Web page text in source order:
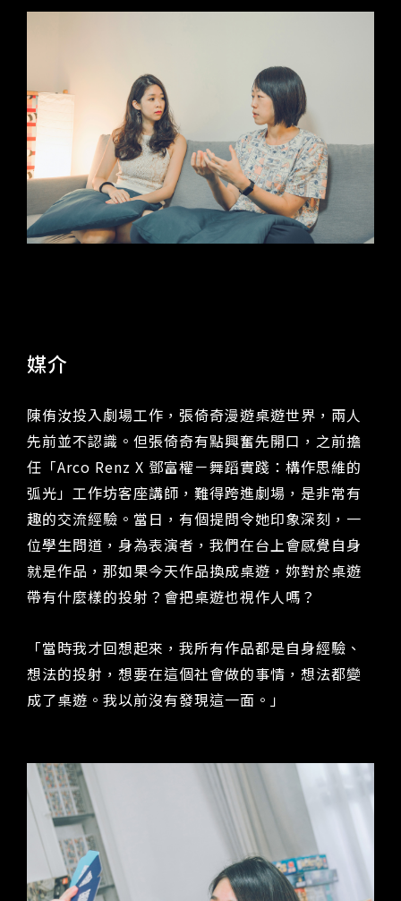
Sustainable Theater
Membership
Support
Accessibility Services
Sitemap
FAQ Announcements and Tenders Venue Rental
媒介
陳侑汝投入劇場工作，張倚奇漫遊桌遊世界，兩人
先前並不認識。但張倚奇有點興奮先開口，之前擔
任「Arco Renz X 鄧富權－舞蹈實踐：構作思維的
弧光」工作坊客座講師，難得跨進劇場，是非常有
趣的交流經驗。當日，有個提問令她印象深刻，一
位學生問道，身為表演者，我們在台上會感覺自身
就是作品，那如果今天作品換成桌遊，妳對於桌遊
帶有什麼樣的投射？會把桌遊也視作人嗎？
「當時我才回想起來，我所有作品都是自身經驗、
想法的投射，想要在這個社會做的事情，想法都變
成了桌遊。我以前沒有發現這一面。」